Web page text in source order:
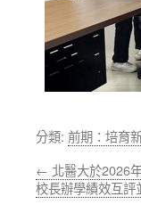
分類: 前期：培育
← 北醫大於2026
校長辦學績效互評